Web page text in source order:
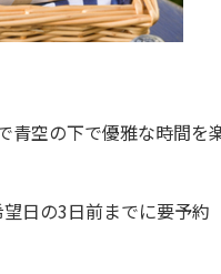
空の下で優雅な時間を
日の3日前までに要予約